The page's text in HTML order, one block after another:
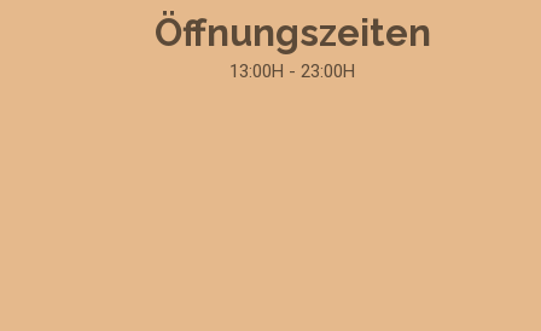
Öffnungszeiten
13:00H - 23:00H